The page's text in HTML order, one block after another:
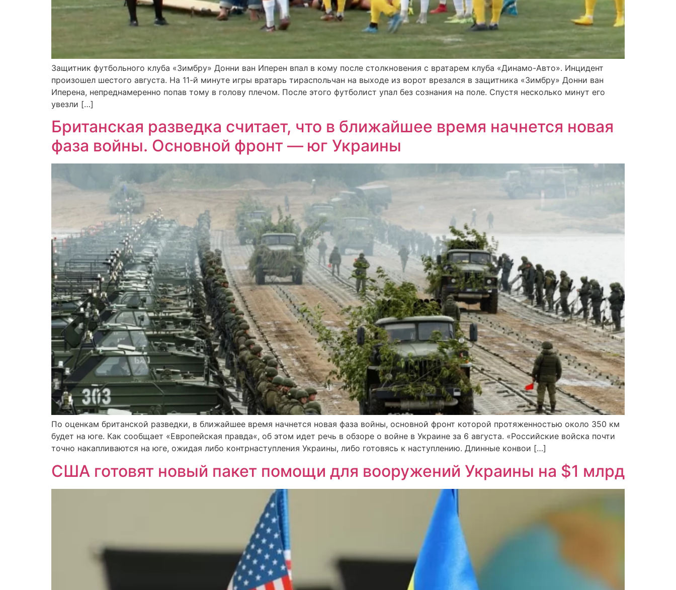
Защитник футбольного клуба «Зимбру» Донни ван Иперен впал в кому после столкновения с вратарем клуба «Динамо-Авто». Инцидент
произошел шестого августа. На 11-й минуте игры вратарь тираспольчан на выходе из ворот врезался в защитника «Зимбру» Донни ван
Иперена, непреднамеренно попав тому в голову плечом. После этого футболист упал без сознания на поле. Спустя несколько минут его
увезли […]
Британская разведка считает, что в ближайшее время начнется новая
фаза войны. Основной фронт — юг Украины
По оценкам британской разведки, в ближайшее время начнется новая фаза войны, основной фронт которой протяженностью около 350 км
будет на юге. Как сообщает «Европейская правда«, об этом идет речь в обзоре о войне в Украине за 6 августа. «Российские войска почти
точно накапливаются на юге, ожидая либо контрнаступления Украины, либо готовясь к наступлению. Длинные конвои […]
США готовят новый пакет помощи для вооружений Украины на $1 млрд